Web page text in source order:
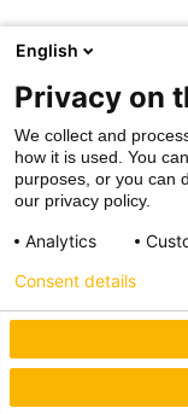
English
Privacy on
We collect and
how it is used. You
purposes, or you can
our privacy policy.
Analytics
Consent details